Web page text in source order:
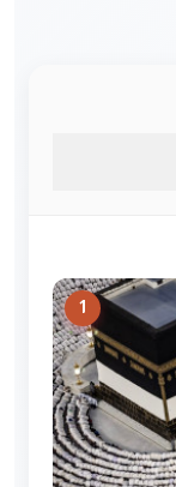
1